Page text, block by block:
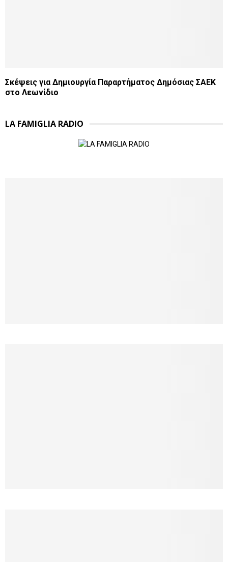
Σκέψεις για Δημιουργία Παραρτήματος Δημόσιας ΣΑΕΚ
στο Λεωνίδιο
LA FAMIGLIA RADIO